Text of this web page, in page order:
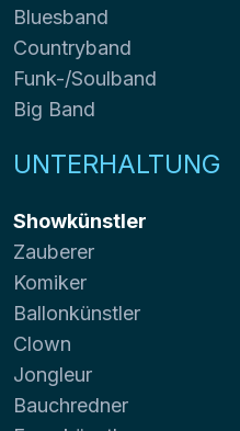
Bluesband
Countryband
Funk-/Soulband
Big Band
UNTERHALTUNG
Showkünstler
Zauberer
Komiker
Ballonkünstler
Clown
Jongleur
Bauchredner